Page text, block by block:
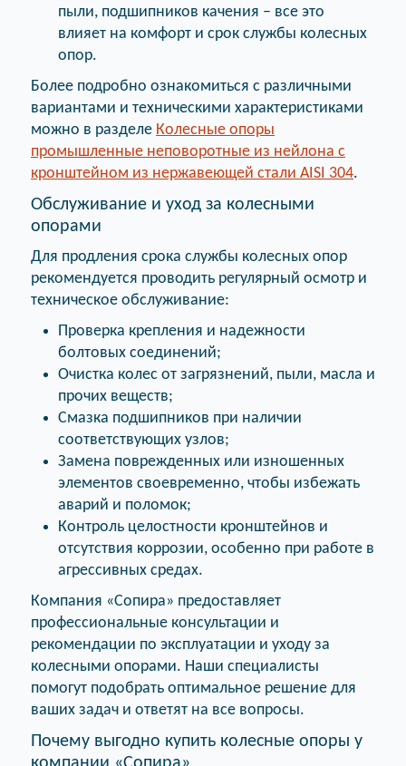
пыли, подшипников качения – все это
влияет на комфорт и срок службы колесных
опор.
Более подробно ознакомиться с различными
вариантами и техническими характеристиками
можно в разделе Колесные опоры
промышленные неповоротные из нейлона с
кронштейном из нержавеющей стали AISI 304.
Обслуживание и уход за колесными
опорами
Для продления срока службы колесных опор
рекомендуется проводить регулярный осмотр и
техническое обслуживание:
Проверка крепления и надежности
болтовых соединений;
Очистка колес от загрязнений, пыли, масла и
прочих веществ;
Смазка подшипников при наличии
соответствующих узлов;
Замена поврежденных или изношенных
элементов своевременно, чтобы избежать
аварий и поломок;
Контроль целостности кронштейнов и
отсутствия коррозии, особенно при работе в
агрессивных средах.
Компания «Сопира» предоставляет
профессиональные консультации и
рекомендации по эксплуатации и уходу за
колесными опорами. Наши специалисты
помогут подобрать оптимальное решение для
ваших задач и ответят на все вопросы.
Почему выгодно купить колесные опоры у